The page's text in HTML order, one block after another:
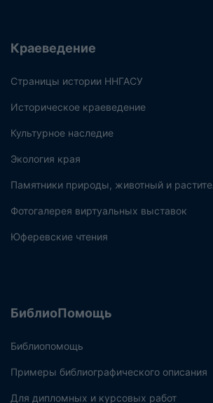
Краеведение
Страницы истории ННГАСУ
Историческое краеведение
Культурное наследие
Экология края
Памятники природы, животный и
Фотогалерея виртуальных выставок
Юферевские чтения
БиблиоПомощь
Библиопомощь
Примеры библиографического описания
Для дипломных и курсовых работ